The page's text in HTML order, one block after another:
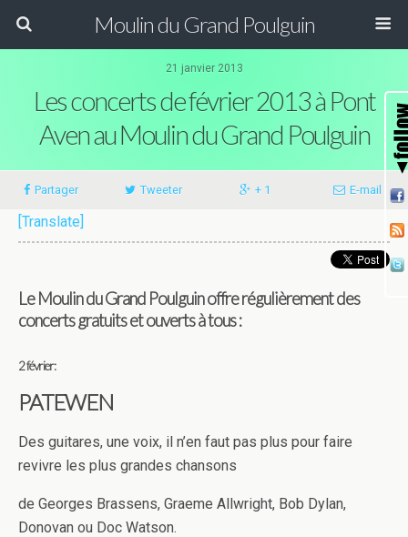
Moulin du Grand Poulguin
21 janvier 2013
Les concerts de février 2013 à Pont
Aven au Moulin du Grand Poulguin
Partager Tweeter + 1 E-mail
[Translate]
Le Moulin du Grand Poulguin offre régulièrement des
concerts gratuits et ouverts à tous :
2 février:
PATEWEN
Des guitares, une voix, il n’en faut pas plus pour faire
revivre les plus grandes chansons
de Georges Brassens, Graeme Allwright, Bob Dylan,
Donovan ou Doc Watson.